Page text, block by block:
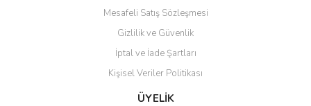
Gönder
Mesafeli Satış Sözleşmesi
Gizlilik ve Güvenlik
İptal ve İade Şartları
Kişisel Veriler Politikası
ÜYELİK